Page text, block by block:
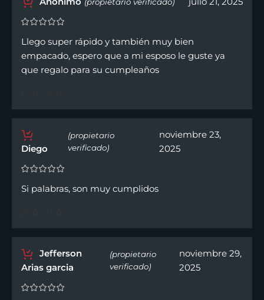
Llego super rápido y también muy bien
empacado, espero que a mi esposo le guste ya
que regalo para su cumpleaños
Diego
(propietario
verificado)
noviembre 23,
2025
Si palabras, son muy cumplidos
Jefferson
Arias garcia
(propietario
verificado)
noviembre 29,
2025